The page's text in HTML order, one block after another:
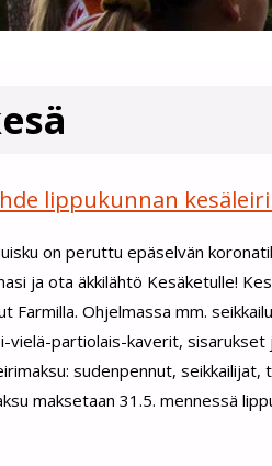
lippukunnan
on peruttu epäselvän
ja ota äkkilähtö Kesäketulle!
Farmilla. Ohjelmassa mm.
partiolais-kaverit,
sudenpennut,
maksetaan 31.5. mennessä